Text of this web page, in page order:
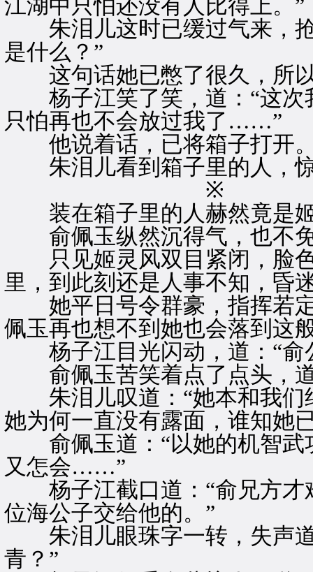
江湖中只怕还没有人比得上。”
朱泪儿这时已缓过气来，抢
是什么？”
这句话她已憋了很久，所以
杨子江笑了笑，道：“这次
只怕再也不会放过我了……”
他说着话，已将箱子打开
朱泪儿看到箱子里的人，惊
※
装在箱子里的人赫然竟是
俞佩玉纵然沉得气，也不
只见姬灵风双目紧闭，脸色
里，到此刻还是人事不知，昏
她平日号令群豪，指挥若定
佩玉再也想不到她也会落到这
杨子江目光闪动，道：“俞
俞佩玉苦笑着点了点头，道
朱泪儿叹道：“她本和我们
她为何一直没有露面，谁知她
俞佩玉道：“以她的机智武
又怎会……”
杨子江截口道：“俞兄方才
位海公子交给他的。”
朱泪儿眼珠字一转，失声道
青？”